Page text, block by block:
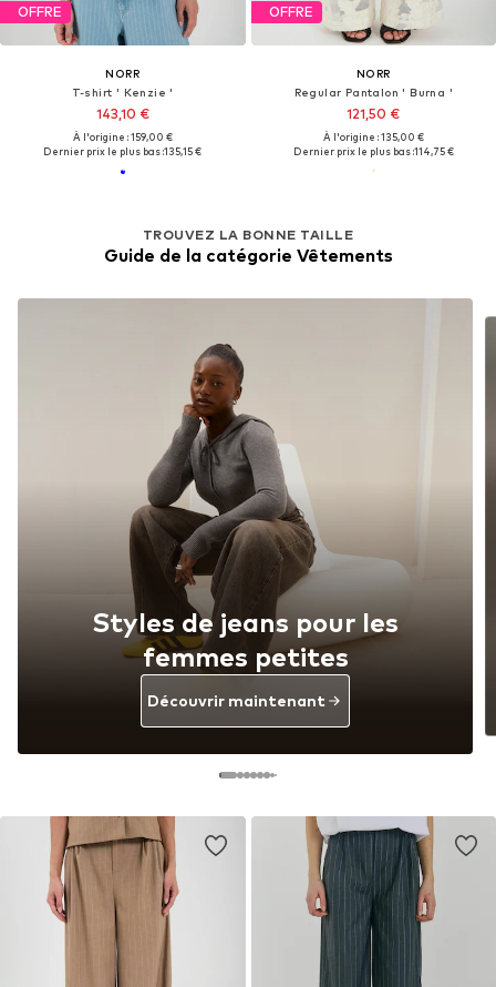
OFFRE
NORR
T-shirt ' Kenzie '
143,10 €
À l'origine : 159,00 €
Dernier prix le plus bas :135,15 €
OFFRE
NORR
Regular Pantalon ' Burna '
121,50 €
À l'origine : 135,00 €
Dernier prix le plus bas :114,75 €
TROUVEZ LA BONNE TAILLE
Guide de la catégorie Vêtements
Styles de jeans pour les
femmes petites
Découvrir maintenant